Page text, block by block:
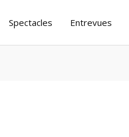
Spectacles Entrevues